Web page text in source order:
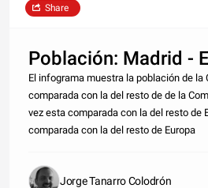
Share
Población: Madrid -
El infograma muestra la población de la
comparada con la del resto de de la
vez esta comparada con la del resto de
comparada con la del resto de Europa
Jorge Tanarro Colodrón